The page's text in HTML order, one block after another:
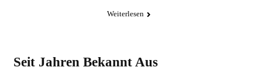
Weiterlesen
Seit Jahren Bekannt Aus